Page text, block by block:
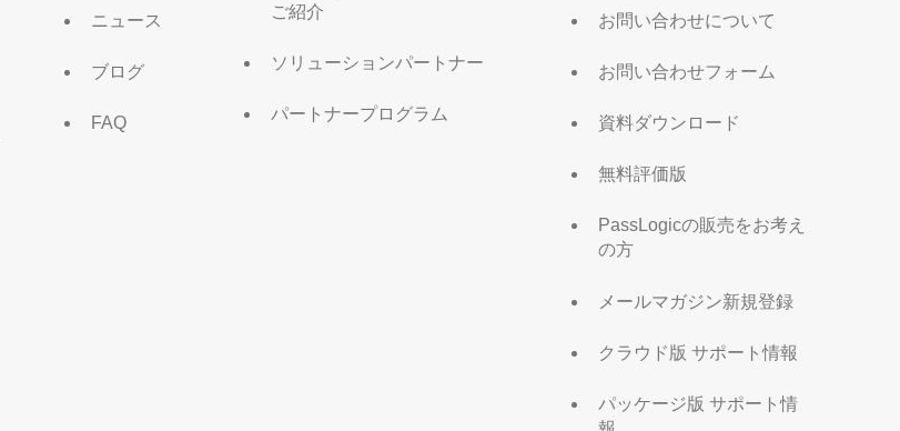
ニュース
ブログ
FAQ
ご紹介
ソリューションパートナー
パートナープログラム
お問い合わせについて
お問い合わせフォーム
資料ダウンロード
無料評価版
PassLogicの販売をお考え
の方
メールマガジン新規登録
クラウド版 サポート情報
パッケージ版 サポート情